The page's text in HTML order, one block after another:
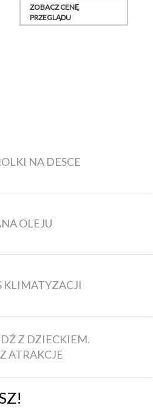
ZOBACZ CENĘ
PRZEGLĄDU
NA DESCE
OLEJU
KLIMATYZACJI
Z DZIECKIEM.
ATRAKCJE